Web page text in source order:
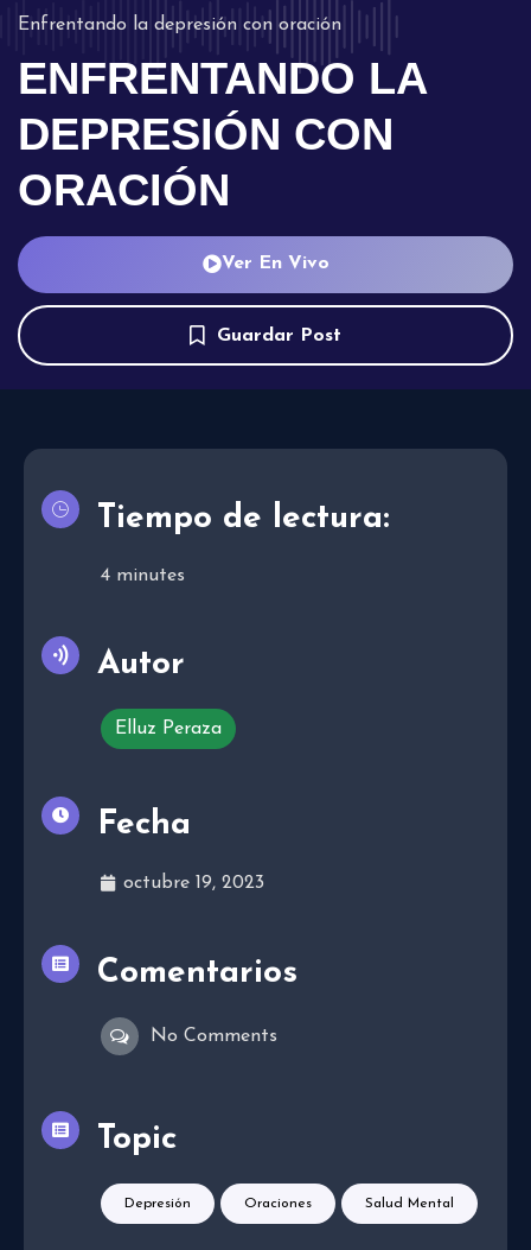
Enfrentando la depresión con oración
ENFRENTANDO LA
DEPRESIÓN CON
ORACIÓN
Ver En Vivo
Guardar Post
Tiempo de lectura:
4 minutes
Autor
Elluz Peraza
Fecha
octubre 19, 2023
Comentarios
No Comments
Topic
Depresión Oraciones Salud Mental